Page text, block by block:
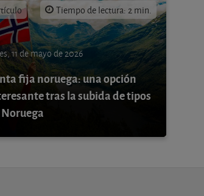
Tiempo de lectura: 2 min.
11 de mayo de 2026
fija noruega: una opción
tras la subida de tipos